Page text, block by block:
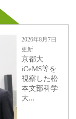
2026年8月7日
更新
京都大
iCeMS等を
視察した松
本文部科学
大...